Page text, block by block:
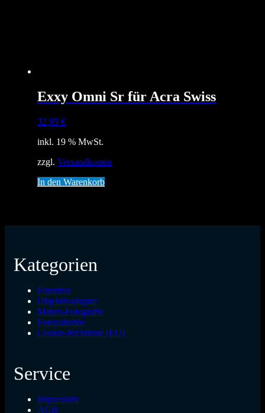
Exxy Omni Sr für Acra Swiss
32,95 €
inkl. 19 % MwSt.
zzgl. Versandkosten
In den Warenkorb
Kategorien
Fotodiox
Objektivadapter
Makro-Fotografie
Fotozubehör
Cookie-Richtlinie (EU)
Service
Impressum
AGB